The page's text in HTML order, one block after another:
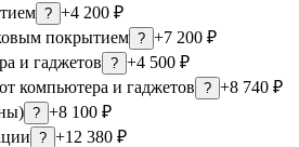
? +4 200 ₽
покрытием ? +7 200 ₽
и гаджетов ? +4 500 ₽
компьютера и гаджетов ? +8 740 ₽
? +8 100 ₽
? +12 380 ₽